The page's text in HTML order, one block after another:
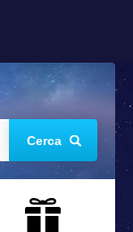
Cerca